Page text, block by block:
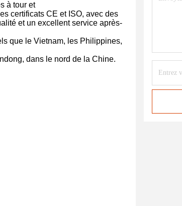
à tour et
certificats CE et ISO, avec des
et un excellent service après-
que le Vietnam, les Philippines,
dans le nord de la Chine.